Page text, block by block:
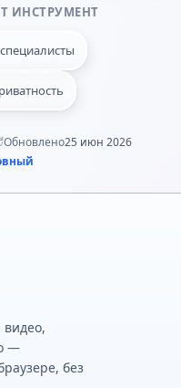
ИНСТРУМЕНТ
Обновлено25 июн 2026
—
без